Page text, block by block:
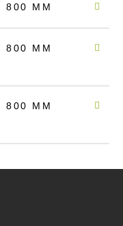
800 MM 200
800 MM 136
800 MM 200